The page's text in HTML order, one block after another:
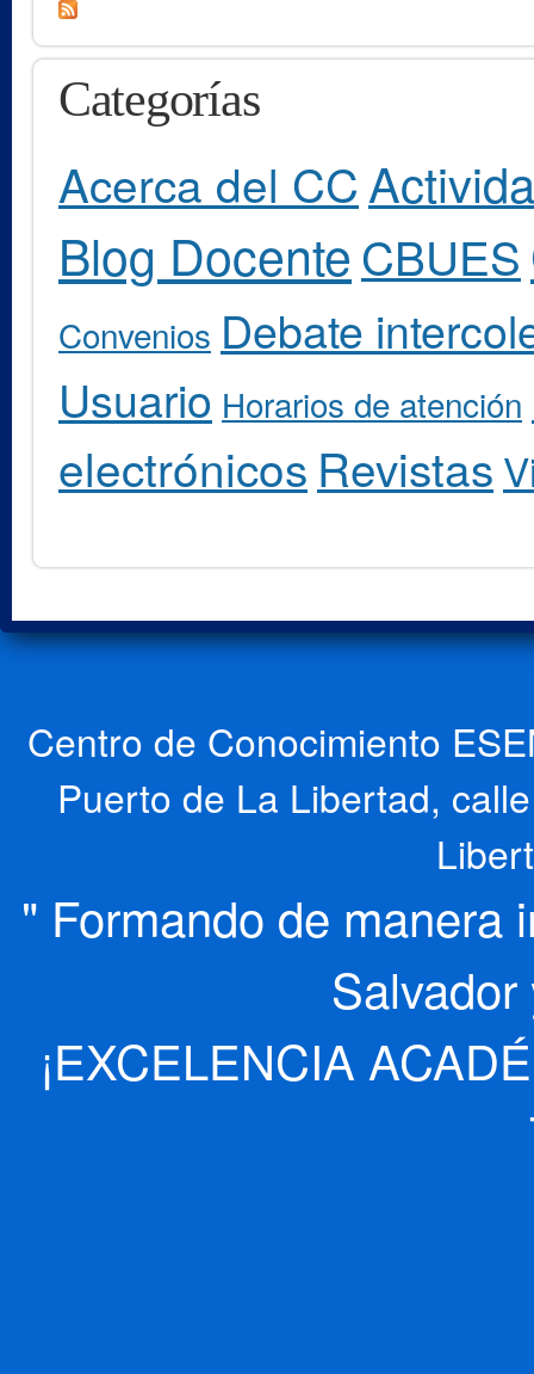
Categorías
Acerca del CC
Blog Docente CBUES
Convenios Debate
Usuario Horarios de atención
electrónicos Revistas
Centro de Conocimiento
Puerto de La Libertad,
" Formando de manera
¡EXCELENCIA